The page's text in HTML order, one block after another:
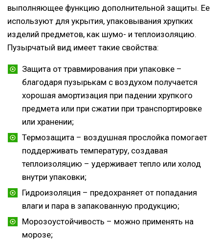
выполняющее функцию дополнительной защиты. Ее
используют для укрытия, упаковывания хрупких
изделий предметов, как шумо- и теплоизоляцию.
Пузырчатый вид имеет такие свойства:
Защита от травмирования при упаковке –
благодаря пузырькам с воздухом получается
хорошая амортизация при падении хрупкого
предмета или при сжатии при транспортировке
или хранении;
Термозащита – воздушная прослойка помогает
поддерживать температуру, создавая
теплоизоляцию – удерживает тепло или холод
внутри упаковки;
Гидроизоляция – предохраняет от попадания
влаги и пара в запакованную продукцию;
Морозоустойчивость – можно применять на
морозе;